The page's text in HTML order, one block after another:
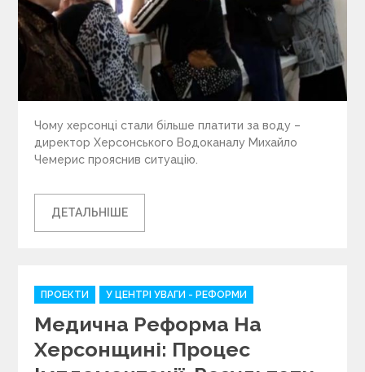
Чому херсонці стали більше платити за воду –
директор Херсонського Водоканалу Михайло
Чемерис прояснив ситуацію.
ДЕТАЛЬНІШЕ
C
a
e
g
ПРОЕКТИ У ЦЕНТРІ УВАГИ - РЕФОРМИ
Медична Реформа На
Херсонщині: Процес